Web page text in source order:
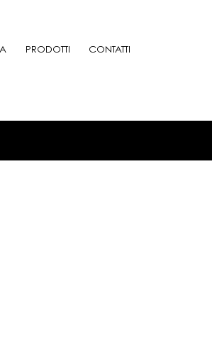
PRODOTTI CONTATTI